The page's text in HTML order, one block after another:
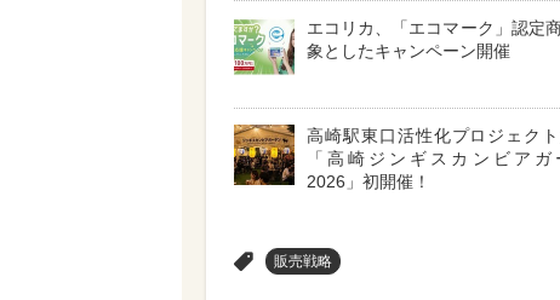
エコリカ、「エコマーク」認定
象としたキャンペーン開催
高崎駅東口活性化プロジェク
「高崎ジンギスカンビアガ
2026」初開催！
販売戦略